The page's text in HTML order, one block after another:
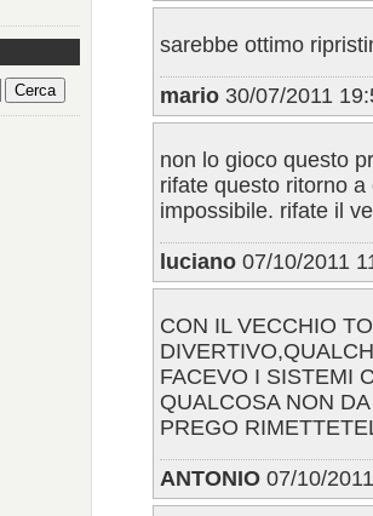
sarebbe ottimo
mario 30/07/2011
non lo gioco questo
rifate questo ritorno
impossibile. rifate il
luciano 07/10/2011
CON IL VECCHIO
FACEVO I SISTEMI
QUALCOSA NON
PREGO
ANTONIO 07/10/